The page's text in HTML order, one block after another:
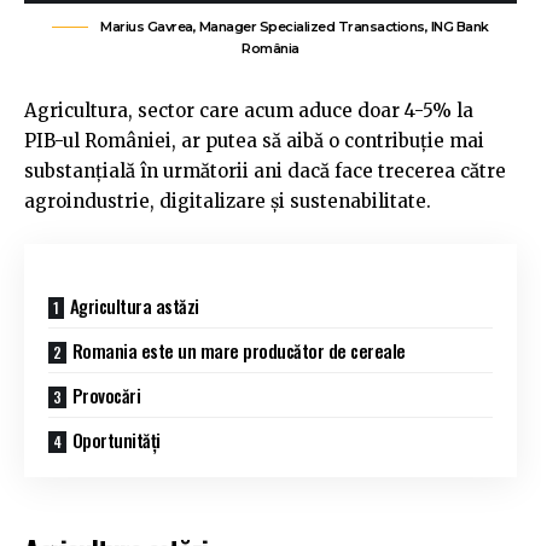
Marius Gavrea, Manager Specialized Transactions, ING Bank
România
Agricultura, sector care acum aduce doar 4-5% la
PIB-ul României, ar putea să aibă o contribuție mai
substanțială în următorii ani dacă face trecerea către
agroindustrie, digitalizare și sustenabilitate.
Agricultura astăzi
Romania este un mare producător de cereale
Provocări
Oportunități